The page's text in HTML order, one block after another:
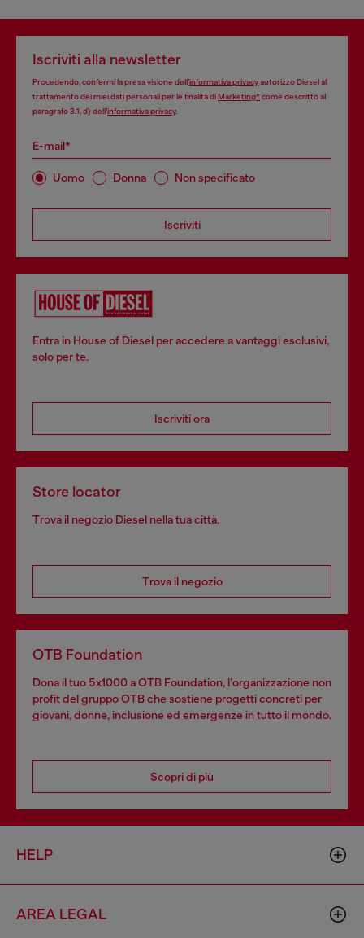
Iscriviti alla newsletter
Procedendo, confermi la presa visione dell’informativa privacyautorizzo Diesel al
trattamento dei miei dati personali per le finalità diMarketing*come descritto al
paragrafo 3.1, d) dell’informativa privacy.
E-mail*
Uomo Donna Non specificato
Iscriviti
Entra in House of Diesel per accedere a vantaggi esclusivi,
solo per te.
Iscriviti ora
Store locator
Trova il negozio Diesel nella tua città.
Trova il negozio
OTB Foundation
Dona il tuo 5x1000 a OTB Foundation, l’organizzazione non
profit del gruppo OTB che sostiene progetti concreti per
giovani, donne, inclusione ed emergenze in tutto il mondo.
Scopri di più
HELP
AREA LEGAL